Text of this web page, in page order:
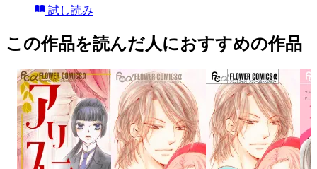
試し読み
この作品を読んだ人におすすめの作品